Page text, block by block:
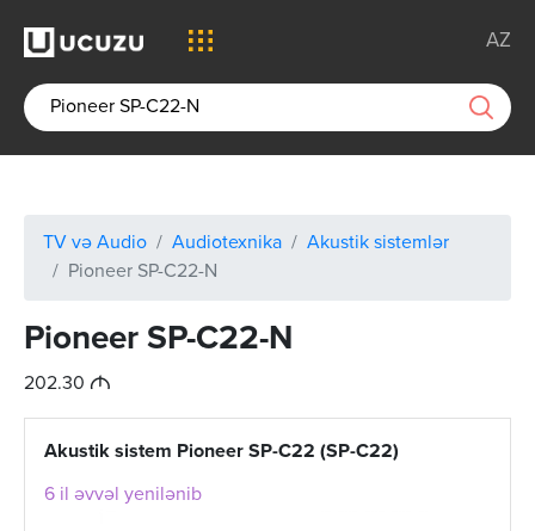
AZ
TV və Audio Audiotexnika
Akustik sistemlər
Pioneer SP-C22-N
Pioneer SP-C22-N
202.30 M
Akustik sistem Pioneer SP-C22 (SP-C22)
6 il əvvəl yenilənib